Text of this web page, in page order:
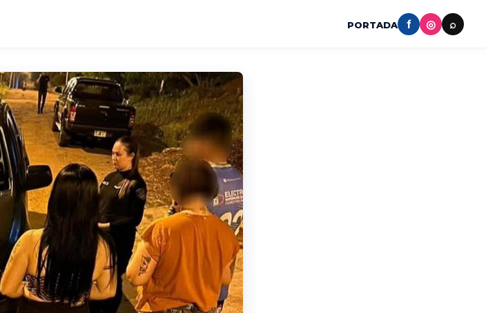
PORTADA f ◎ ⌕